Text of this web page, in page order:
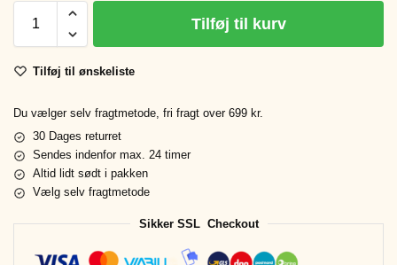
Tilføj til kurv
Tilføj til ønskeliste
Du vælger selv fragtmetode, fri fragt over 699 kr.
30 Dages returret
Sendes indenfor max. 24 timer
Altid lidt sødt i pakken
Vælg selv fragtmetode
Sikker SSL Checkout